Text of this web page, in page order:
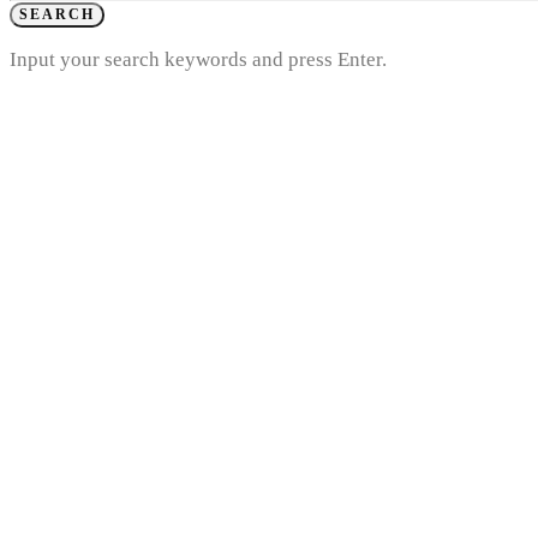
SEARCH
Input your search keywords and press Enter.